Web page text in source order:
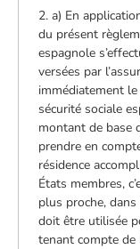
2. a) En
du présent
espagnole
versées par
immédiatement
sécurité sociale
montant de base
prendre en
résidence
États membres,
plus proche,
doit être utilisée
tenant compte de